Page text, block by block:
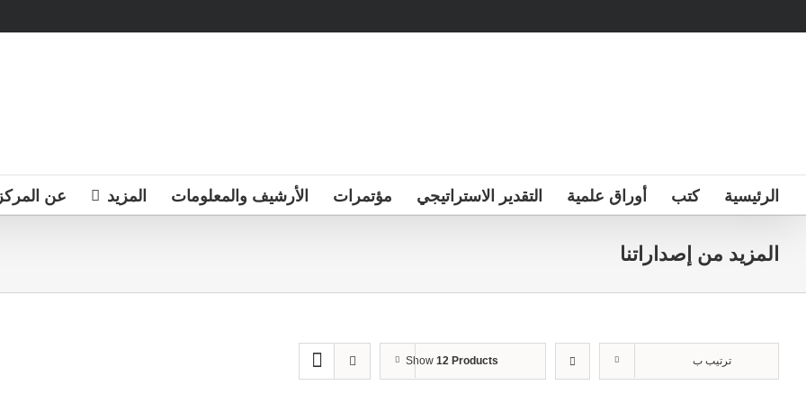
to
الرئيسية كتب أوراق علمية التقدير الاستراتيجي مؤتمرات الأرشيف والمعلومات المزيد عن المركز
المزيد من إصداراتنا
ترتيب ب Show 12 Products